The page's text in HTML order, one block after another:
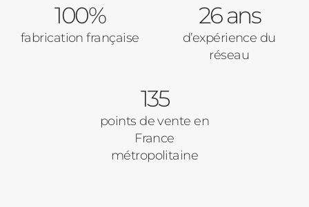
100%
fabrication française
26 ans
d’expérience du
réseau
135
points de vente en
France
métropolitaine